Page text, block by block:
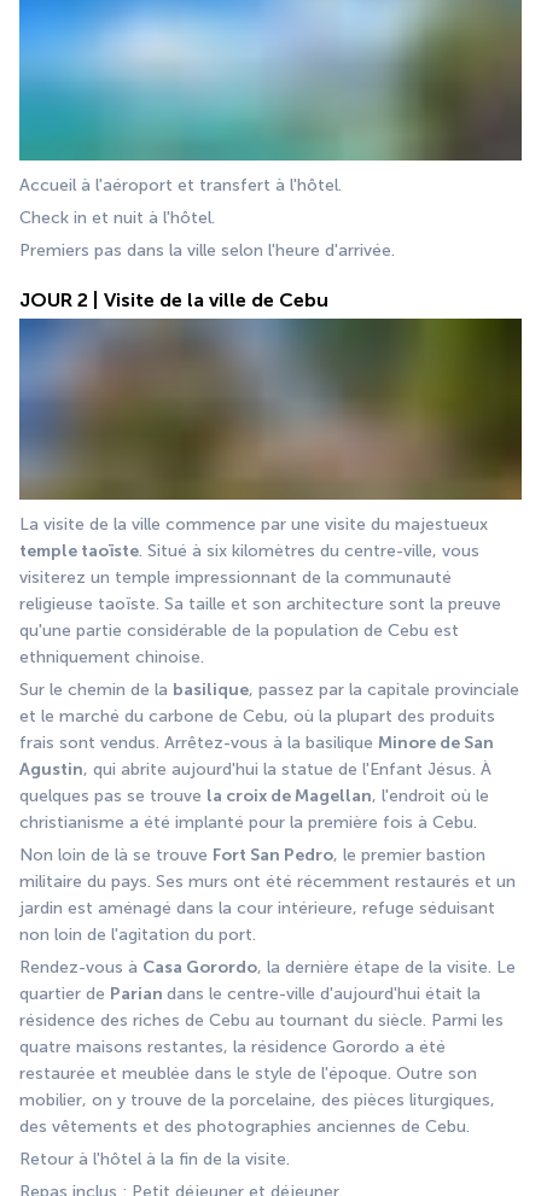
Accueil à l'aéroport et transfert à l'hôtel.
Check in et nuit à l'hôtel.
Premiers pas dans la ville selon l'heure d'arrivée.
JOUR 2 | Visite de la ville de Cebu
temple taoïste. Situé à six kilomètres du centre-ville, vous
visiterez un temple impressionnant de la communauté
religieuse taoïste. Sa taille et son architecture sont la preuve
qu'une partie considérable de la population de Cebu est
ethniquement chinoise.
Sur le chemin de la basilique, passez par la capitale provinciale
et le marché du carbone de Cebu, où la plupart des produits
frais sont vendus. Arrêtez-vous à la basilique Minore de San
Agustin, qui abrite aujourd'hui la statue de l'Enfant Jésus. À
quelques pas se trouve la croix de Magellan, l'endroit où le
christianisme a été implanté pour la première fois à Cebu.
Non loin de là se trouve Fort San Pedro, le premier bastion
militaire du pays. Ses murs ont été récemment restaurés et un
jardin est aménagé dans la cour intérieure, refuge séduisant
non loin de l'agitation du port.
Rendez-vous à Casa Gorordo, la dernière étape de la visite. Le
quartier de Parian dans le centre-ville d'aujourd'hui était la
résidence des riches de Cebu au tournant du siècle. Parmi les
quatre maisons restantes, la résidence Gorordo a été
restaurée et meublée dans le style de l'époque. Outre son
mobilier, on y trouve de la porcelaine, des pièces liturgiques,
des vêtements et des photographies anciennes de Cebu.
Retour à l'hôtel à la fin de la visite.
Repas inclus : Petit déjeuner et déjeuner.